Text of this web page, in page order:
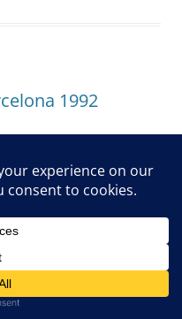
1992
transforming-lives-
,IPC Origenes (Para-